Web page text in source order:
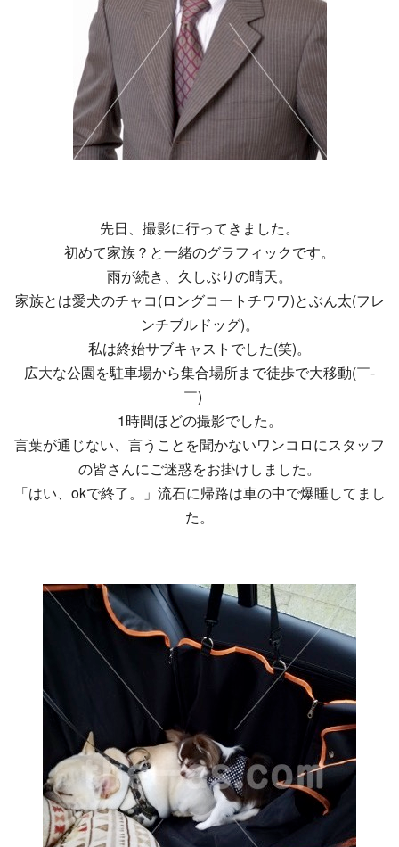
先日、撮影に行ってきました。
初めて家族？と一緒のグラフィックです。
雨が続き、久しぶりの晴天。
家族とは愛犬のチャコ(ロングコートチワワ)とぶん太(フレ
ンチブルドッグ)。
私は終始サブキャストでした(笑)。
広大な公園を駐車場から集合場所まで徒歩で大移動(￣-
￣)ゞ
1時間ほどの撮影でした。
言葉が通じない、言うことを聞かないワンコロにスタッフ
の皆さんにご迷惑をお掛けしました。
「はい、okで終了。」流石に帰路は車の中で爆睡してまし
た。